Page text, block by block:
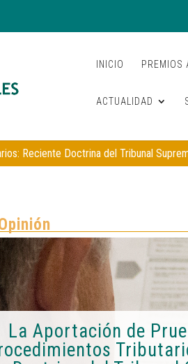
INICIO PREMIOS
ACTUALIDAD
Reciente Doctrina del Tribunal
La Aportación de